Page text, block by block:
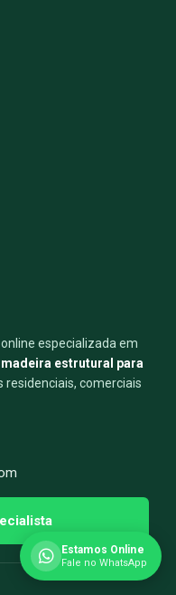
especializada em
madeira estrutural para
residenciais, comerciais
Estamos Online
Fale no WhatsApp